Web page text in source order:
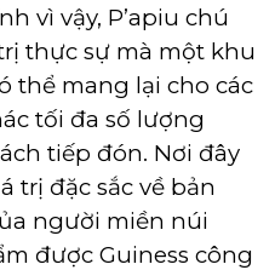
vì vậy, P’apiu chú
thực sự mà một khu
thể mang lại cho các
tối đa số lượng
tiếp đón. Nơi đây
trị đặc sắc về bản
người miền núi
được Guiness công